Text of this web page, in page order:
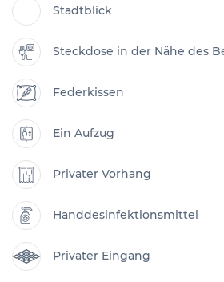
Stadtblick
Steckdose in der Nähe des
Federkissen
Ein Aufzug
Privater Vorhang
Handdesinfektionsmittel
Privater Eingang